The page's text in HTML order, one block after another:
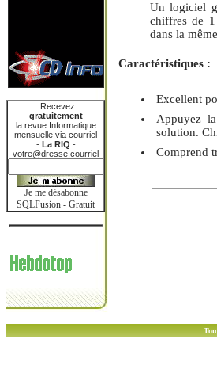
Recevez
gratuitement
la revue Informatique
mensuelle via courriel
- La RIQ -
votre@dresse.courriel
Je me désabonne
SQLFusion - Gratuit
Un logiciel
chiffres de
dans la
Caractéristiques :
Excellent
Appuyez
solution.
Comprend